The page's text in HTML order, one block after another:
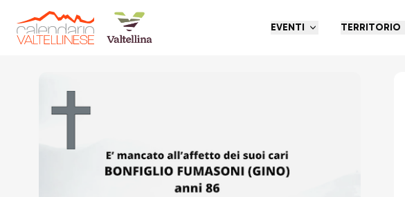
EVENTI TERRITORIO
Torna indietro